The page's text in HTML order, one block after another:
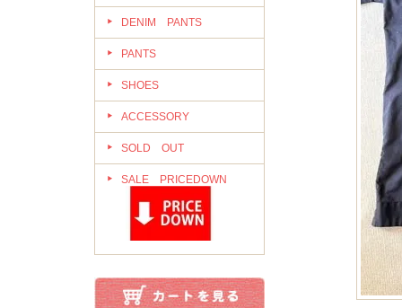
DENIM PANTS
PANTS
SHOES
ACCESSORY
SOLD OUT
SALE PRICEDOWN